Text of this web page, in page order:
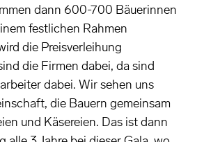
dann 600-700 Bäuerinnen
festlichen Rahmen
die Preisverleihung
die Firmen dabei, da sind
dabei. Wir sehen uns
die Bauern gemeinsam
und Käsereien. Das ist dann